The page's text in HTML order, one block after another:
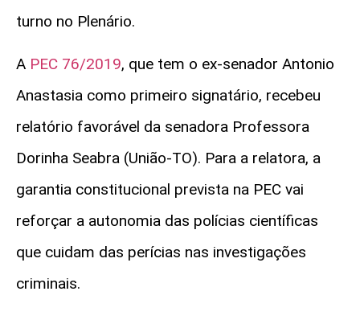
turno no Plenário.
A PEC 76/2019, que tem o ex-senador Antonio
Anastasia como primeiro signatário, recebeu
relatório favorável da senadora Professora
Dorinha Seabra (União-TO). Para a relatora, a
garantia constitucional prevista na PEC vai
reforçar a autonomia das polícias científicas
que cuidam das perícias nas investigações
criminais.